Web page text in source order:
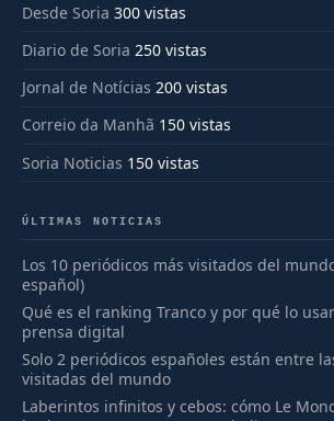
Desde Soria 300 vistas
Diario de Soria 250 vistas
Jornal de Notícias 200 vistas
Correio da Manhã 150 vistas
Soria Noticias 150 vistas
ÚLTIMAS NOTICIAS
Los 10 periódicos más visitados del
español)
Qué es el ranking Tranco y por qué lo
prensa digital
Solo 2 periódicos españoles están entre
visitadas del mundo
Laberintos infinitos y cebos: cómo Le